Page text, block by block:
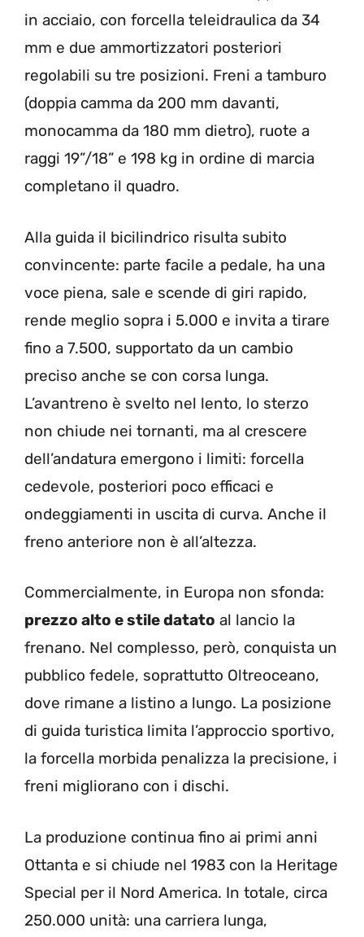
in acciaio, con forcella teleidraulica da 34
mm e due ammortizzatori posteriori
regolabili su tre posizioni. Freni a tamburo
(doppia camma da 200 mm davanti,
monocamma da 180 mm dietro), ruote a
raggi 19”/18” e 198 kg in ordine di marcia
completano il quadro.
Alla guida il bicilindrico risulta subito
convincente: parte facile a pedale, ha una
voce piena, sale e scende di giri rapido,
rende meglio sopra i 5.000 e invita a tirare
fino a 7.500, supportato da un cambio
preciso anche se con corsa lunga.
L’avantreno è svelto nel lento, lo sterzo
non chiude nei tornanti, ma al crescere
dell’andatura emergono i limiti: forcella
cedevole, posteriori poco efficaci e
ondeggiamenti in uscita di curva. Anche il
freno anteriore non è all’altezza.
Commercialmente, in Europa non sfonda:
prezzo alto e stile datato al lancio la
frenano. Nel complesso, però, conquista un
pubblico fedele, soprattutto Oltreoceano,
dove rimane a listino a lungo. La posizione
di guida turistica limita l’approccio sportivo,
la forcella morbida penalizza la precisione, i
freni migliorano con i dischi.
La produzione continua fino ai primi anni
Ottanta e si chiude nel 1983 con la Heritage
Special per il Nord America. In totale, circa
250.000 unità: una carriera lunga,